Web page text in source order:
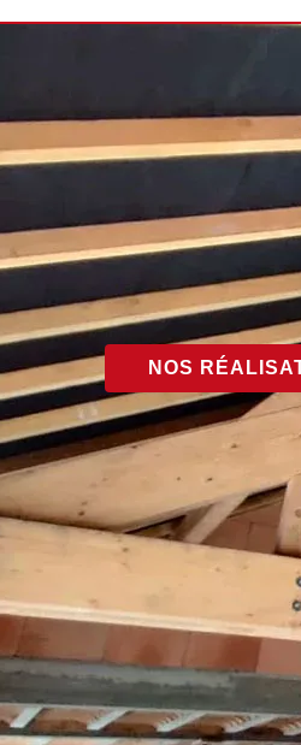
NOS